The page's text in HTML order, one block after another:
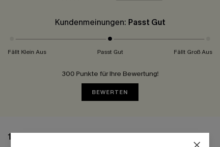
Kundenmeinungen: Passt Gut
Fällt Klein Aus Passt Gut Fällt Groß Aus
300 Punkte für Ihre Bewertung!
BEWERTEN
1 BEWERTUNG